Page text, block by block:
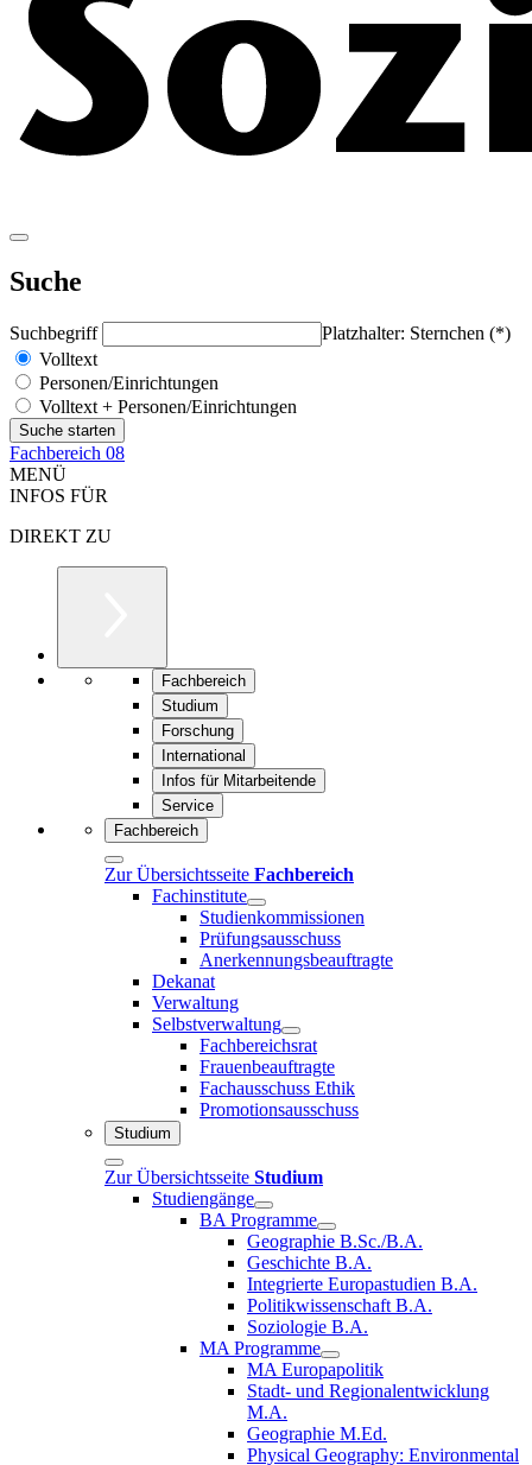
Suche
Suchbegriff
Platzhalter: Sternchen (*)
Volltext
Personen/Einrichtungen
Volltext + Personen/Einrichtungen
Fachbereich 08
MENÜ
INFOS FÜR
DIREKT ZU
Fachbereich
Studium
Forschung
International
Infos für Mitarbeitende
Service
Fachbereich
Zur Übersichtsseite Fachbereich
Fachinstitute
Studienkommissionen
Prüfungsausschuss
Anerkennungsbeauftragte
Dekanat
Verwaltung
Selbstverwaltung
Fachbereichsrat
Frauenbeauftragte
Fachausschuss Ethik
Promotionsausschuss
Studium
Zur Übersichtsseite Studium
Studiengänge
BA Programme
Geographie B.Sc./B.A.
Geschichte B.A.
Integrierte Europastudien B.A.
Politikwissenschaft B.A.
Soziologie B.A.
MA Programme
MA Europapolitik
Stadt- und Regionalentwicklung
M.A.
Geographie M.Ed.
Physical Geography: Environmental